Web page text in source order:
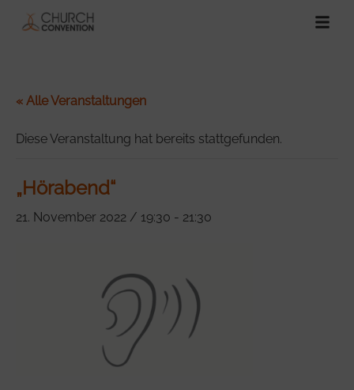
« Alle Veranstaltungen
Diese Veranstaltung hat bereits stattgefunden.
„Hörabend“
21. November 2022 / 19:30 - 21:30